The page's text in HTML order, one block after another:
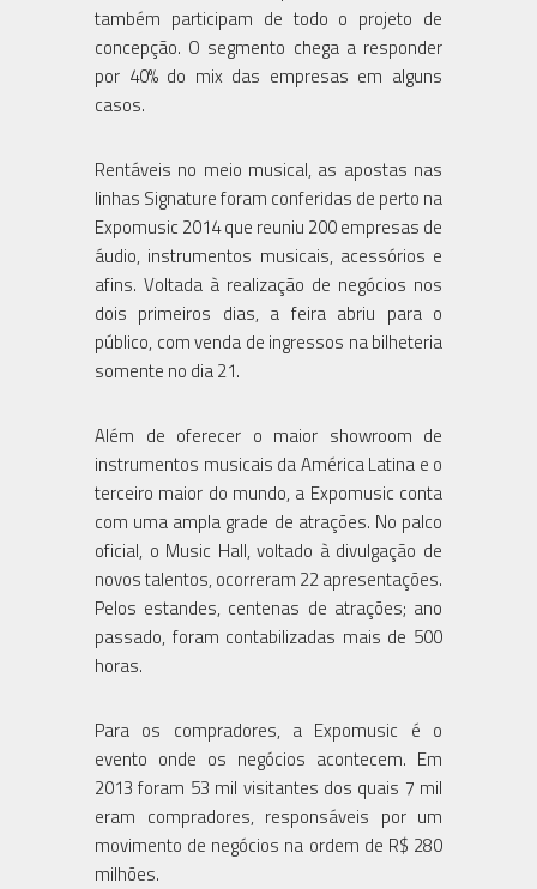
também participam de todo o projeto de
concepção. O segmento chega a responder
por 40% do mix das empresas em alguns
casos.
Rentáveis no meio musical, as apostas nas
linhas Signature foram conferidas de perto na
Expomusic 2014 que reuniu 200 empresas de
áudio, instrumentos musicais, acessórios e
afins. Voltada à realização de negócios nos
dois primeiros dias, a feira abriu para o
público, com venda de ingressos na bilheteria
somente no dia 21.
Além de oferecer o maior showroom de
instrumentos musicais da América Latina e o
terceiro maior do mundo, a Expomusic conta
com uma ampla grade de atrações. No palco
oficial, o Music Hall, voltado à divulgação de
novos talentos, ocorreram 22 apresentações.
Pelos estandes, centenas de atrações; ano
passado, foram contabilizadas mais de 500
horas.
Para os compradores, a Expomusic é o
evento onde os negócios acontecem. Em
2013 foram 53 mil visitantes dos quais 7 mil
eram compradores, responsáveis por um
movimento de negócios na ordem de R$ 280
milhões.